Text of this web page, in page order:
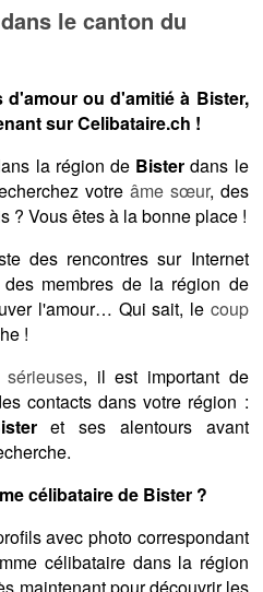
le canton du
ou d'amitié à Bister,
sur Celibataire.ch !
la région de Bister dans le
votre âme sœur, des
? Vous êtes à la bonne place !
des rencontres sur Internet
membres de la région de
l'amour… Qui sait, le coup
!
sérieuses, il est important de
contacts dans votre région :
et ses alentours avant
célibataire de Bister ?
avec photo correspondant
célibataire dans la région